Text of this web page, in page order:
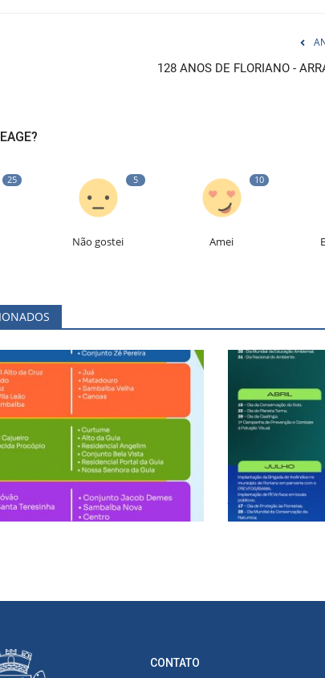
128 ANOS DE FLORIANO -
25 5
Não gostei
10
Amei
limpeza Calendário
Jan 21, 2026
CONTATO